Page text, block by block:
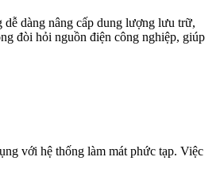
dàng nâng cấp dung lượng lưu trữ,
đòi hỏi nguồn điện công nghiệp, giúp
với hệ thống làm mát phức tạp. Việc